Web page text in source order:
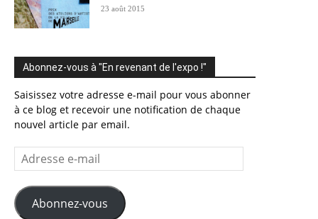
23 août 2015
Abonnez-vous à "En revenant de l'expo !"
Saisissez votre adresse e-mail pour vous abonner
à ce blog et recevoir une notification de chaque
nouvel article par email.
Adresse
e-
mail
Abonnez-vous